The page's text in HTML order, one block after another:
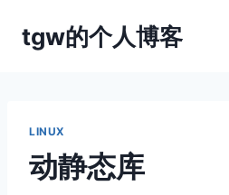
tgw的个人博客
LINUX
动静态库